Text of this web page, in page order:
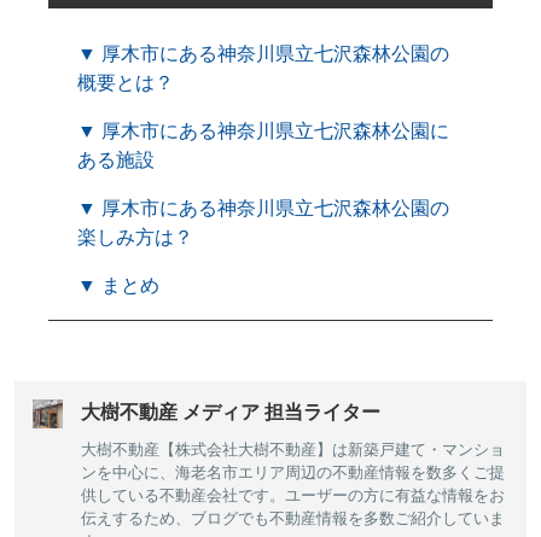
▼ 厚木市にある神奈川県立七沢森林公園の
概要とは？
▼ 厚木市にある神奈川県立七沢森林公園に
ある施設
▼ 厚木市にある神奈川県立七沢森林公園の
楽しみ方は？
▼ まとめ
大樹不動産 メディア 担当ライター
大樹不動産【株式会社大樹不動産】は新築戸建て・マンショ
ンを中心に、海老名市エリア周辺の不動産情報を数多くご提
供している不動産会社です。ユーザーの方に有益な情報をお
伝えするため、ブログでも不動産情報を多数ご紹介していま